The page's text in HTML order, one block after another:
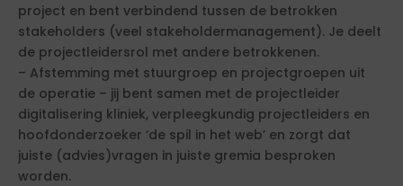
project en bent verbindend tussen de betrokken
stakeholders (veel stakeholdermanagement). Je deelt
de projectleidersrol met andere betrokkenen.
– Afstemming met stuurgroep en projectgroepen uit
de operatie – jij bent samen met de projectleider
digitalisering kliniek, verpleegkundig projectleiders en
hoofdonderzoeker ‘de spil in het web’ en zorgt dat
juiste (advies)vragen in juiste gremia besproken
worden.